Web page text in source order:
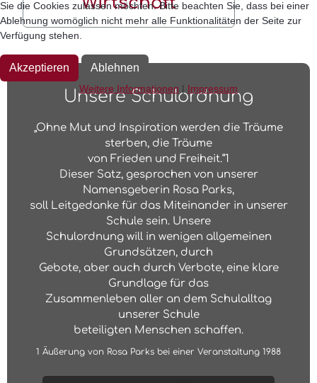
Unsere Schulordnung
„Ohne Mut und Inspiration werden die Träume
sterben, die Träume
von Frieden und Freiheit.“1
Dieser Satz, gesprochen von unserer
Namensgeberin Rosa Parks,
soll Leitgedanke für das Miteinander in unserer
Schule sein. Unsere
Schulordnung will in wenigen allgemeinen
Grundsätzen, durch
Gebote, aber auch durch Verbote, eine klare
Grundlage für das
Zusammenleben aller an dem Schulalltag
unserer Schule
beteiligten Menschen schaffen.
1 Äußerung von Rosa Parks bei einer Veranstaltung 1988
Sie die Cookies zulassen möchten. Bitte beachten Sie, dass bei einer
Ablehnung womöglich nicht mehr alle Funktionalitäten der Seite zur
Verfügung stehen.
Akzeptieren Ablehnen
Weitere Informationen | Impressum